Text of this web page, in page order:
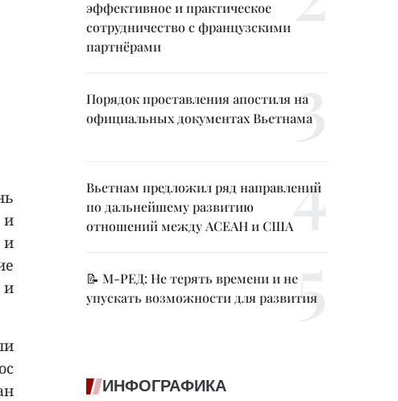
и
и
и
эффективное и практическое
сотрудничество с французскими
партнёрами
Порядок проставления апостиля на
официальных документах Вьетнама
Вьетнам предложил ряд направлений
по дальнейшему развитию
отношений между АСЕАН и США
📝 М-РЕД: Не терять времени и не
упускать возможности для развития
ИНФОГРАФИКА